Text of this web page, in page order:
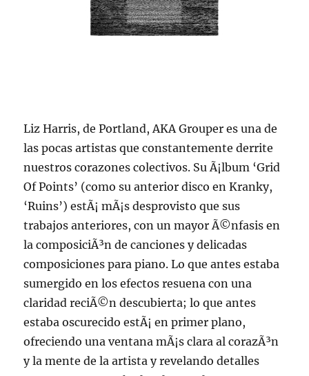
Liz Harris, de Portland, AKA Grouper es una de
las pocas artistas que constantemente derrite
nuestros corazones colectivos. Su Ã¡lbum ‘Grid
Of Points’ (como su anterior disco en Kranky,
‘Ruins’) estÃ¡ mÃ¡s desprovisto que sus
trabajos anteriores, con un mayor Ã©nfasis en
la composiciÃ³n de canciones y delicadas
composiciones para piano. Lo que antes estaba
sumergido en los efectos resuena con una
claridad reciÃ©n descubierta; lo que antes
estaba oscurecido estÃ¡ en primer plano,
ofreciendo una ventana mÃ¡s clara al corazÃ³n
y la mente de la artista y revelando detalles